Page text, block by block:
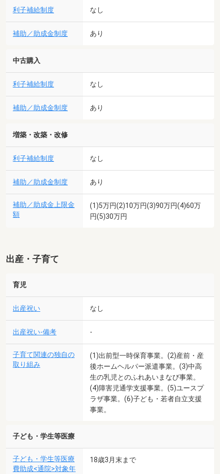
利子補給制度 なし
補助／助成金制度 あり
中古購入
利子補給制度 なし
補助／助成金制度 あり
増築・改築・改修
利子補給制度 なし
補助／助成金制度 あり
補助／助成金上限金
額
(1)5万円(2)10万円(3)90万円(4)60万
円(5)30万円
出産・子育て
育児
出産祝い なし
出産祝い-備考 -
子育て関連の独自の
取り組み
(1)出前型一時保育事業。(2)産前・産
後ホームヘルパー派遣事業。(3)中高
生の乳児とのふれあいまなび事業。
(4)障害児通学支援事業。(5)ユースプ
ラザ事業。(6)子ども・若者自立支援
事業。
子ども・学生等医療
子ども・学生等医療
費助成<通院>対象年
18歳3月末まで